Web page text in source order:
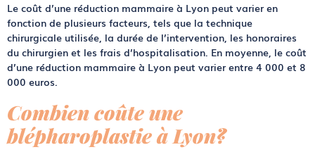
Le coût d’une réduction mammaire à Lyon peut varier en
fonction de plusieurs facteurs, tels que la technique
chirurgicale utilisée, la durée de l’intervention, les honoraires
du chirurgien et les frais d’hospitalisation. En moyenne, le coût
d’une réduction mammaire à Lyon peut varier entre 4 000 et 8
000 euros.
Combien coûte une
blépharoplastie à Lyon?